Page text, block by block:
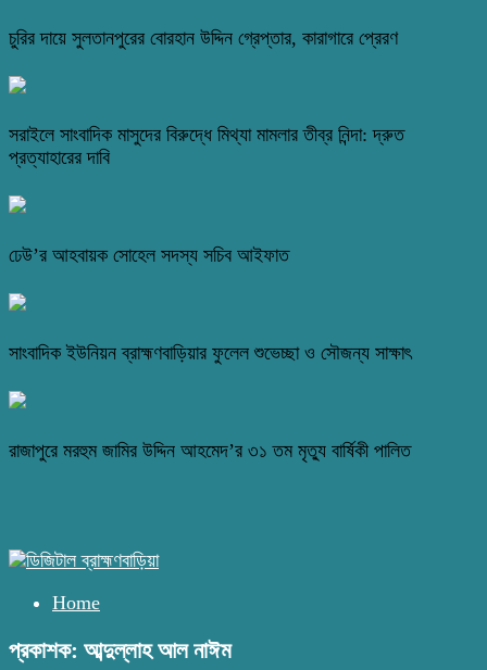
চুরির দায়ে সুলতানপুরের বোরহান উদ্দিন গ্রেপ্তার, কারাগারে প্রেরণ
সরাইলে সাংবাদিক মাসুদের বিরুদ্ধে মিথ্যা মামলার তীব্র নিন্দা: দ্রুত
প্রত্যাহারের দাবি
ঢেউ’র আহবায়ক সোহেল সদস্য সচিব আইফাত
সাংবাদিক ইউনিয়ন ব্রাহ্মণবাড়িয়ার ফুলেল শুভেচ্ছা ও সৌজন্য সাক্ষাৎ
রাজাপুরে মরহুম জামির উদ্দিন আহমেদ’র ৩১ তম মৃত্যু বার্ষিকী পালিত
Home
প্রকাশক: আব্দুল্লাহ আল নাঈম